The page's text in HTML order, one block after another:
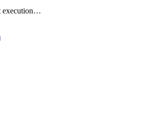
上げ音声合成してみた
るようにした
execution…